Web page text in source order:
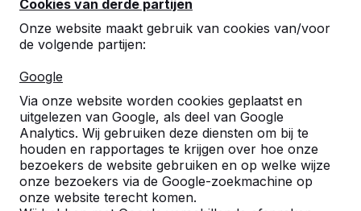
Cookies van derde partijen
Onze website maakt gebruik van cookies van/voor
de volgende partijen:
Google
Via onze website worden cookies geplaatst en
uitgelezen van Google, als deel van Google
Analytics. Wij gebruiken deze diensten om bij te
houden en rapportages te krijgen over hoe onze
bezoekers de website gebruiken en op welke wijze
onze bezoekers via de Google-zoekmachine op
onze website terecht komen.
Pingpongtafel Afgerond
AntracietBeton
€ 2.000,00excl. BTW
2e product en volgende voor € 1.900,00per stuk,
bespaar 5%!
Kleur